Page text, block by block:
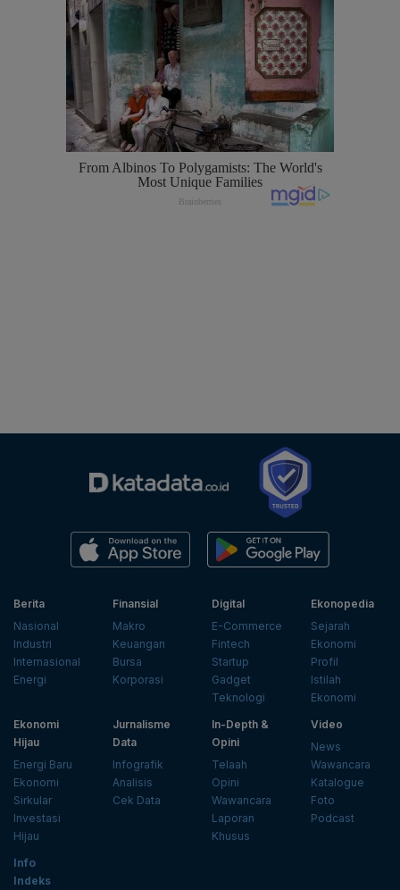
Berita
Nasional
Industri
Internasional
Energi
Finansial
Makro
Keuangan
Bursa
Korporasi
Digital
E-Commerce
Fintech
Startup
Gadget
Teknologi
Ekonopedia
Sejarah
Ekonomi
Profil
Istilah
Ekonomi
Ekonomi
Hijau
Energi Baru
Ekonomi
Sirkular
Investasi
Hijau
Jurnalisme
Data
Infografik
Analisis
Cek Data
In-Depth &
Opini
Telaah
Opini
Wawancara
Laporan
Khusus
Video
News
Wawancara
Katalogue
Foto
Podcast
Info
Indeks